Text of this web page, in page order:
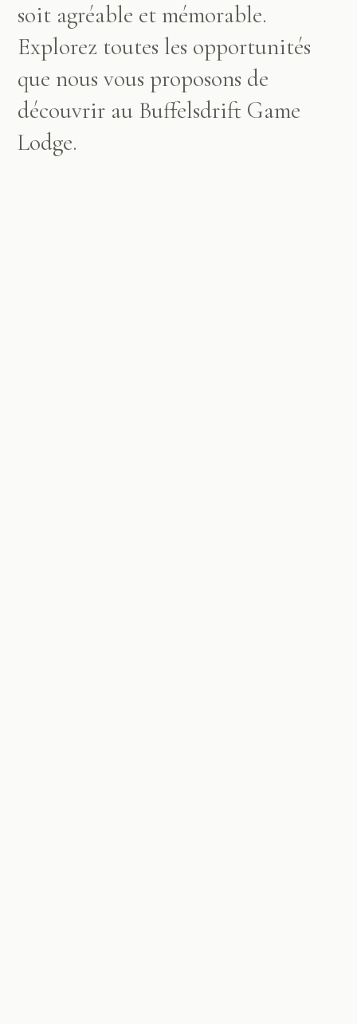
soit agréable et mémorable.
Explorez toutes les opportunités
que nous vous proposons de
découvrir au Buffelsdrift Game
Lodge.